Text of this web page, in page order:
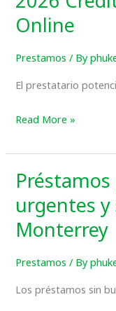
Online
Prestamos / By
El prestatario
Guanajuato
2026
Online
Read More »
urgentes y
Monterrey
Prestamos / By
Los préstamos sin
Préstamos
urgentes
y
línea